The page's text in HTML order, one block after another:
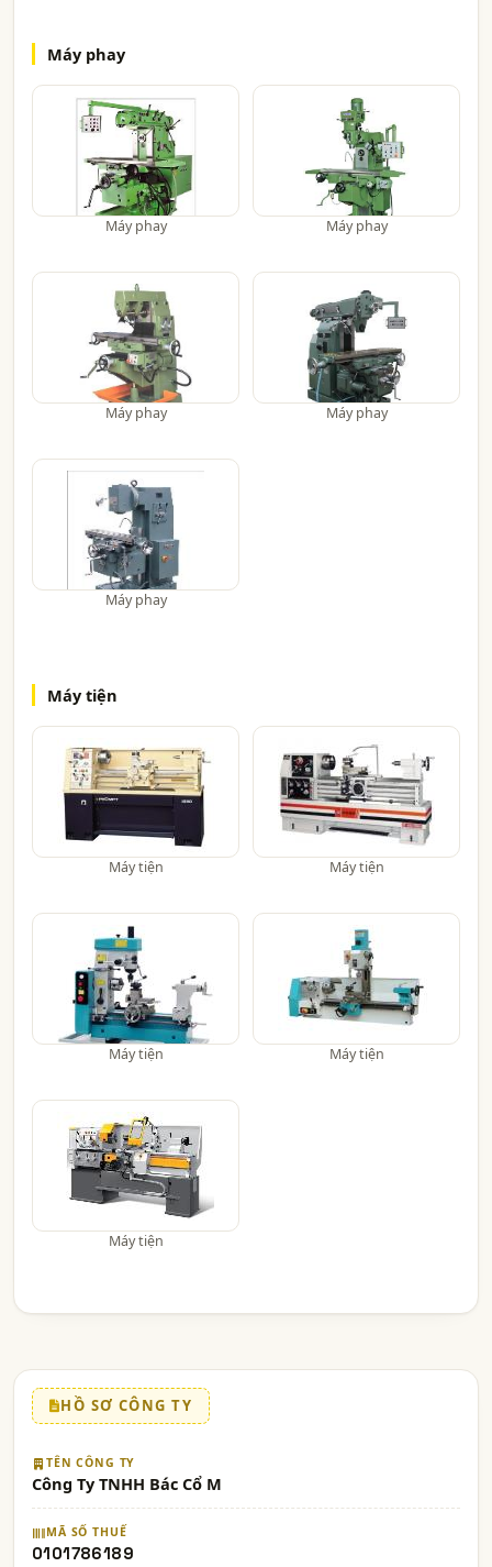
Máy phay
Máy phay Máy phay
Máy phay Máy phay
Máy phay
Máy tiện
Máy tiện Máy tiện
Máy tiện Máy tiện
Máy tiện
HỒ SƠ CÔNG TY
TÊN CÔNG TY
Công Ty TNHH Bác Cổ M
MÃ SỐ THUẾ
0101786189